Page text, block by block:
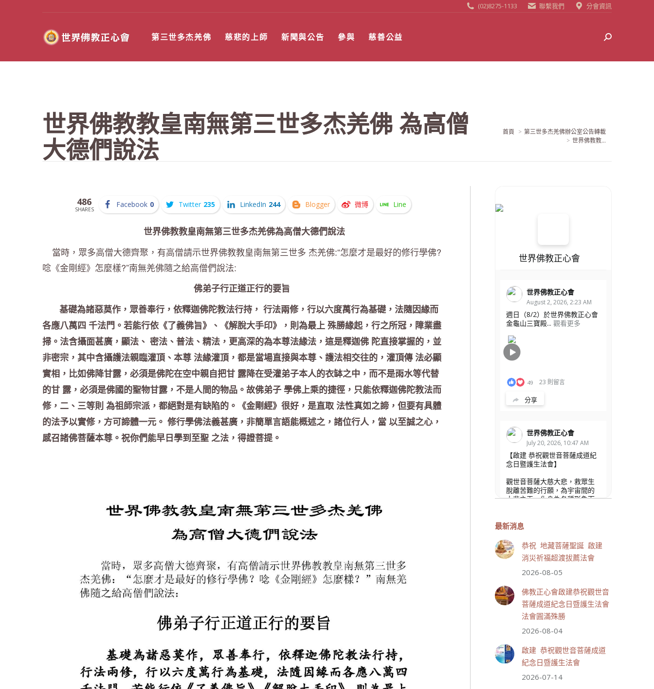
(02)8275-1133 聯繫我們 分會資訊
第三世多杰羌佛 慈悲的上師 新聞與公告 參與 慈善公益 Search:
世界佛教教皇南無第三世多杰羌佛 為高僧
大德們說法 當前位置:
首頁
第三世多杰羌佛辦公室公告轉載
世界佛教教...
486
SHARES
Facebook 0 Twitter 235 LinkedIn 244 Blogger 微博 Line
世界佛教教皇南無第三世多杰羌佛為高僧大德們說法
當時，眾多高僧大德齊聚，有高僧請示世界佛教教皇南無第三世多 杰羌佛:“怎麼才是最好的修行學佛?
唸《金剛經》怎麼樣?”南無羌佛隨之給高僧們說法:
佛弟子行正道正行的要旨
基礎為諸惡莫作，眾善奉行，依釋迦佛陀教法行持， 行法兩修，行以六度萬行為基礎，法隨因緣而
各應八萬四 千法門。若能行依《了義佛旨》、《解脫大手印》，則為最上 殊勝緣起，行之所冠，障業盡
掃。法含攝面甚廣，顯法、 密法、普法、精法，更高深的為本尊法緣法，這是釋迦佛 陀直接掌握的，並
非密宗，其中含攝護法親臨灌頂、本尊 法緣灌頂，都是當場直接與本尊、護法相交往的，灌頂傳 法必顯
實相，比如佛降甘露，必須是佛陀在空中親自把甘 露降在受灌弟子本人的衣缽之中，而不是雨水等代替
的甘 露，必須是佛國的聖物甘露，不是人間的物品。故佛弟子 學佛上乘的捷徑，只能依釋迦佛陀教法而
修，二、三等則 為祖師宗派，都絕對是有缺陷的。《金剛經》很好，是直取 法性真如之諦，但要有具體
的法予以實修，方可諦體一元。 修行學佛法義甚廣，非簡單言語能概述之，諸位行人，當 以至誠之心，
感召諸佛菩薩本尊。祝你們能早日學到至聖 之法，得證菩提。
世界佛教正心會
世界佛教正心會
August 2, 2026, 2:23 AM
週日（8/2）於世界佛教正心會
金龜山三寶殿... 觀看更多
49 23 則留言
分享
世界佛教正心會
July 20, 2026, 10:47 AM
【啟建 恭祝觀世音菩薩成道紀
念日暨護生法會】
觀世音菩薩大慈大悲，救眾生
脫離苦難的行願，為宇宙間的
大悲之王，化身為各種形象而
身，農曆6月19日為觀世音菩薩
文殊院、財神會館、桃園金龜
山三寶殿將在8月1日(星期六)於
金龜山三寶殿聯合啟建「恭祝...
觀看更多
111 33 則留言
分享
世界佛教正心會
最新消息
恭祝 地藏菩薩聖誕 啟建
消災祈福超渡拔薦法會
2026-08-05
佛教正心會啟建恭祝觀世音
菩薩成道紀念日暨護生法會
法會圓滿殊勝
2026-08-04
啟建 恭祝觀世音菩薩成道
紀念日暨護生法會
2026-07-14